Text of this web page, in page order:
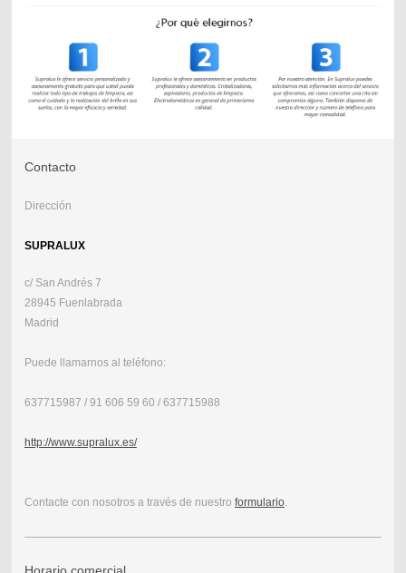
Contacto
Dirección
SUPRALUX
c/ San Andrés 7
28945 Fuenlabrada
Madrid
Puede llamarnos al teléfono:
637715987 / 91 606 59 60 / 637715988
http://www.supralux.es/
Contacte con nosotros a través de nuestro formulario.
Horario comercial